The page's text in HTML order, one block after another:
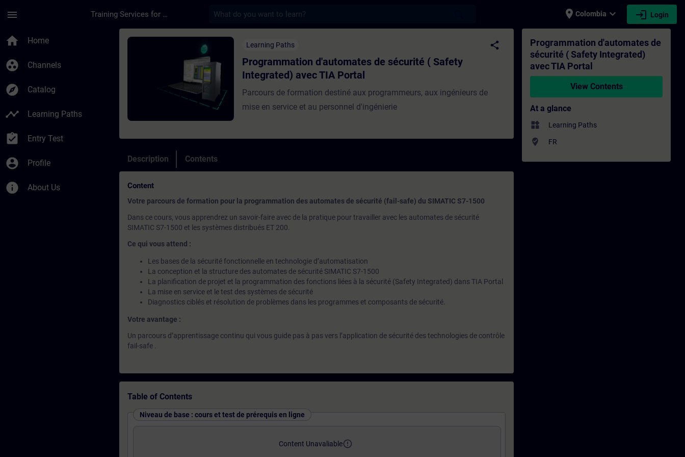
menu Training Services for Digital Industries place Colombia expand_more login Login
home Home
group_work Channels
explore Catalog
timeline Learning Paths
assignment_turned_in Entry Test
account_circle Profile
info About Us
Course - Programmation d'automates de sécurité ( Safety Integrated) avec TIA Portal - Training -
Learning Paths share
Programmation d'automates de sécurité ( Safety
Integrated) avec TIA Portal
Parcours de formation destiné aux programmeurs, aux ingénieurs de
mise en service et au personnel d'ingénierie
Description Contents
Content
Votre parcours de formation pour la programmation des automates de sécurité (fail-safe) du SIMATIC S7-1500
Dans ce cours, vous apprendrez un savoir-faire avec de la pratique pour travailler avec les automates de sécurité
SIMATIC S7-1500 et les systèmes distribués ET 200.
Ce qui vous attend :
Les bases de la sécurité fonctionnelle en technologie d’automatisation
La conception et la structure des automates de sécurité SIMATIC S7-1500
La planification de projet et la programmation des fonctions liées à la sécurité (Safety Integrated) dans TIA Portal
La mise en service et le test des systèmes de sécurité
Diagnostics ciblés et résolution de problèmes dans les programmes et composants de sécurité.
Votre avantage :
Un parcours d’apprentissage continu qui vous guide pas à pas vers l’application de sécurité des technologies de contrôle
fail-safe .
Table of Contents
Niveau de base : cours et test de prérequis en ligne
Content Unavaliableerror_outline
Programmation d'automates de
sécurité ( Safety Integrated)
avec TIA Portal
View Contents
At a glance
widgets Learning Paths
where_to_vote FR